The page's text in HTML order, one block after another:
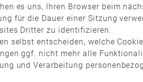
es uns, Ihren Browser beim
für die Dauer einer Sitzung
Dritter zu identifizieren.
selbst entscheiden, welche
ggf. nicht mehr alle
und Verarbeitung